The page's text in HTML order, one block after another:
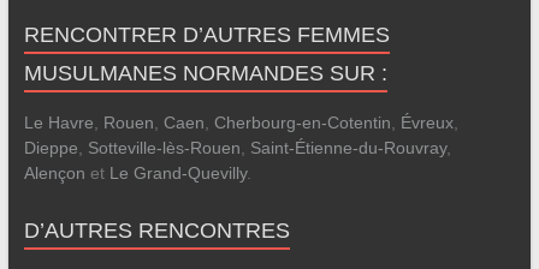
RENCONTRER D’AUTRES FEMMES
MUSULMANES NORMANDES SUR :
Le Havre, Rouen, Caen, Cherbourg-en-Cotentin, Évreux,
Dieppe, Sotteville-lès-Rouen, Saint-Étienne-du-Rouvray,
Alençon et Le Grand-Quevilly.
D’AUTRES RENCONTRES